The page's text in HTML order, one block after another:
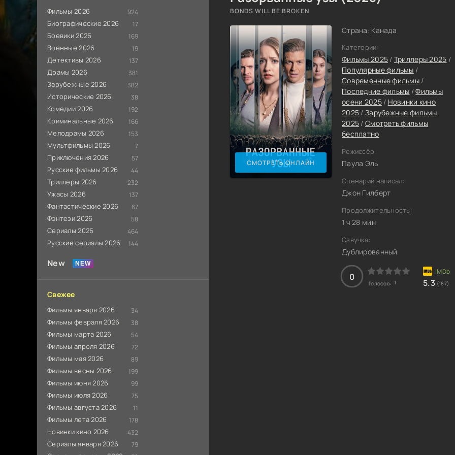
Фильмы 2026 924
Биографические 2026 17
Боевики 2026 169
Военные 2026 19
Детективы 2026 137
Драмы 2026 381
Зарубежные 2026 382
Исторические 2026 38
Комедии 2026 192
Криминальные 2026 166
Мелодрамы 2026 153
Мультфильмы 2026 7
Приключения 2026 57
Русские фильмы 2026 44
Триллеры 2026 232
Ужасы 2026 137
Фантастические 2026 67
Фэнтези 2026 58
Сериалы 2026 464
Русские сериалы 2026 144
New
Свежее
Фильмы января 2026 34
Фильмы февраля 2026 38
Фильмы марта 2026 54
Фильмы апреля 2026 72
Фильмы мая 2026 89
Фильмы весны 2026 199
Фильмы июня 2026 99
Фильмы июля 2026 75
Фильмы августа 2026 11
Фильмы лета 2026 178
Новинки кино 2026 432
Сериалы января 2026 79
BONDS WILL BE BROKEN
СМОТРЕТЬ ОНЛАЙН
Страна: Канада
Категории:
Фильмы 2025 / Триллеры 2025 /
Популярные фильмы /
Современные фильмы /
Последние фильмы /Фильмы
осени 2025/ Новинки кино
2025 / Зарубежные фильмы
2025 / Смотреть фильмы
бесплатно
Режиссёр:
Паула Эль
Сценарий написал:
Джон Гилберт
Продолжительность:
1 ч 28 мин
Озвучка:
Дублированный
0
Голосов: 1 5.3 (187)